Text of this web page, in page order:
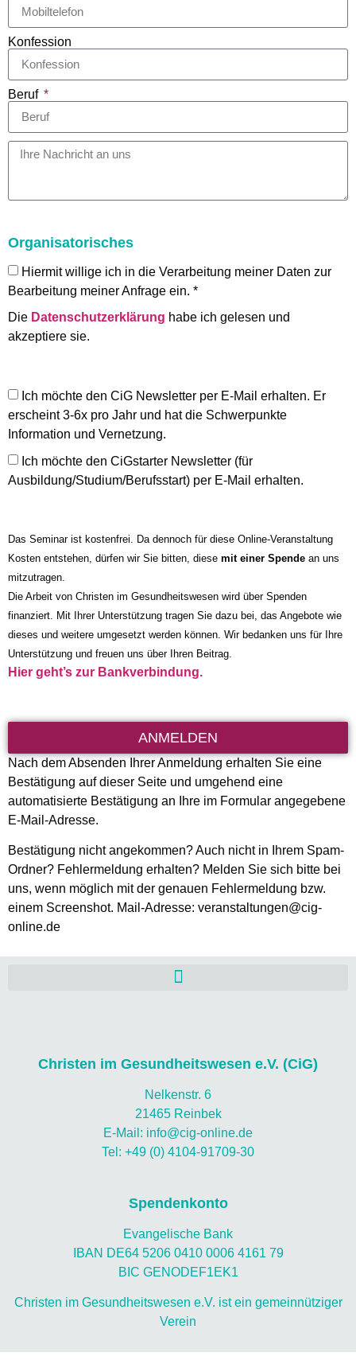
Konfession
Beruf
Organisatorisches
Hiermit willige ich in die Verarbeitung meiner Daten zur
Bearbeitung meiner Anfrage ein. *
Die Datenschutzerklärung habe ich gelesen und
akzeptiere sie.
Ich möchte den CiG Newsletter per E-Mail erhalten. Er
erscheint 3-6x pro Jahr und hat die Schwerpunkte
Information und Vernetzung.
Ich möchte den CiGstarter Newsletter (für
Ausbildung/Studium/Berufsstart) per E-Mail erhalten.
Das Seminar ist kostenfrei. Da dennoch für diese Online-Veranstaltung
Kosten entstehen, dürfen wir Sie bitten, diese mit einer Spende an uns
mitzutragen.
Die Arbeit von Christen im Gesundheitswesen wird über Spenden
finanziert. Mit Ihrer Unterstützung tragen Sie dazu bei, das Angebote wie
dieses und weitere umgesetzt werden können. Wir bedanken uns für Ihre
Unterstützung und freuen uns über Ihren Beitrag.
Hier geht’s zur Bankverbindung.
ANMELDEN
Nach dem Absenden Ihrer Anmeldung erhalten Sie eine
Bestätigung auf dieser Seite und umgehend eine
automatisierte Bestätigung an Ihre im Formular angegebene
E-Mail-Adresse.
Bestätigung nicht angekommen? Auch nicht in Ihrem Spam-
Ordner? Fehlermeldung erhalten? Melden Sie sich bitte bei
uns, wenn möglich mit der genauen Fehlermeldung bzw.
einem Screenshot. Mail-Adresse: veranstaltungen@cig-
online.de
Christen im Gesundheitswesen e.V. (CiG)
Nelkenstr. 6
21465 Reinbek
E-Mail: info@cig-online.de
Tel: +49 (0) 4104-91709-30
Spendenkonto
Evangelische Bank
IBAN DE64 5206 0410 0006 4161 79
BIC GENODEF1EK1
Christen im Gesundheitswesen e.V. ist ein gemeinnütziger
Verein